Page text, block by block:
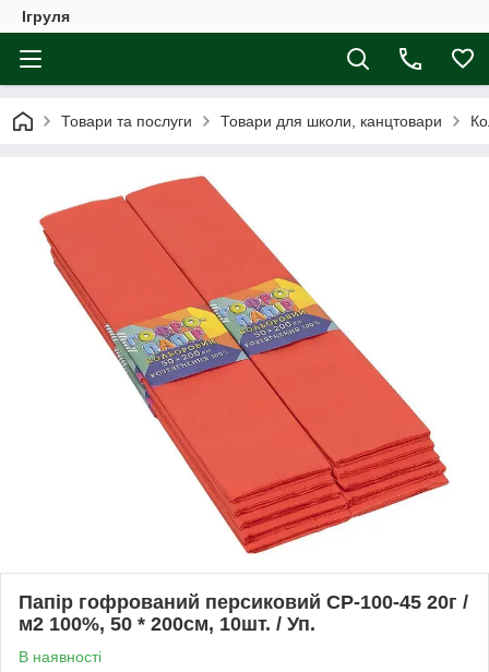
Ігруля
Товари та послуги Товари для школи, канцтовари
Папір гофрований персиковий CP-100-45 20г /
м2 100%, 50 * 200см, 10шт. / Уп.
В наявності